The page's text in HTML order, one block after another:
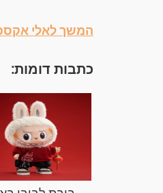
המשך לאלי
כתבות דומות: